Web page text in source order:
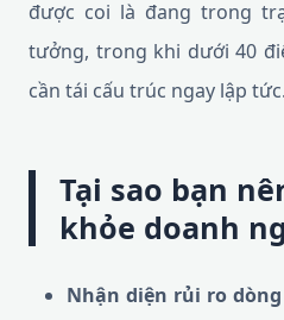
được coi là đang trong
tưởng, trong khi dưới 40
cần tái cấu trúc ngay lập tức.
Tại sao bạn
khỏe doanh
Nhận diện rủi ro